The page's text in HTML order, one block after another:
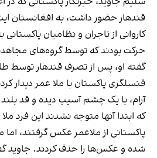
قندهار حضور داشت، به افغانستان
کاروانی از تاجران و نظامیان
حرکت بودند که توسط گروه‌های
گفته او، پس از تصرف قندهار توسط
قنسلگری پاکستان با ملا عمر دیدار
آرام، با یک چشم آسیب دیده و قد
که ابتدا آنها‌ متوجه نشدند این فرد
پاکستانی از ملاعمر عکس گرفتند،
شده و عکس‌ها را حذف کردند. جاوید